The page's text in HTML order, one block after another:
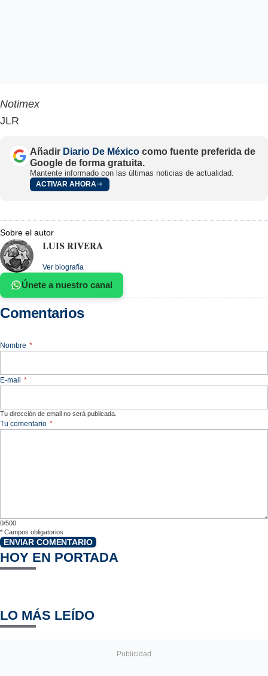
Notimex
JLR
Añadir Diario De México como fuente preferida de
Google de forma gratuita.
Mantente informado con las últimas noticias de actualidad.
ACTIVAR AHORA
Sobre el autor
LUIS RIVERA
Ver biografía
Únete a nuestro canal
Comentarios
Nombre *
E-mail *
Tu dirección de email no será publicada.
Tu comentario *
0/500
* Campos obligatorios
ENVIAR COMENTARIO
HOY EN PORTADA
LO MÁS LEÍDO